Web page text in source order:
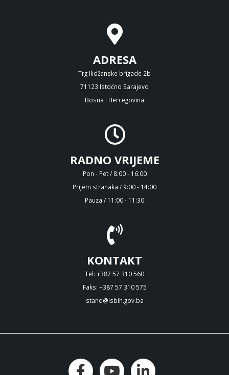
ADRESA
Trg Ilidžanske brigade 2b
71123 Istočno Sarajevo
Bosna i Hercegovina
RADNO VRIJEME
Pon - Pet / 8:00 - 16:00
Prijem stranaka / 9:00 - 14:00
Pauza / 11:00 - 11:30
KONTAKT
Tel: +387 57 310 560
Faks: +387 57 310 575
stand@isbih.gov.ba